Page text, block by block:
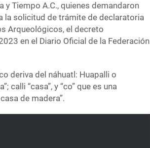
y Tiempo A.C., quienes demandaron
la solicitud de trámite de declaratoria
Arqueológicos, el decreto
en el Diario Oficial de la Federación
deriva del náhuatl: Huapalli o
calli “casa”, y “co” que es una
de madera”.